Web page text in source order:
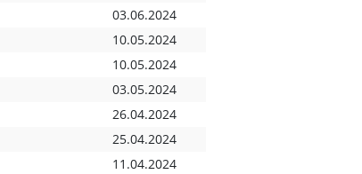
03.06.2024
10.05.2024
10.05.2024
03.05.2024
26.04.2024
25.04.2024
11.04.2024